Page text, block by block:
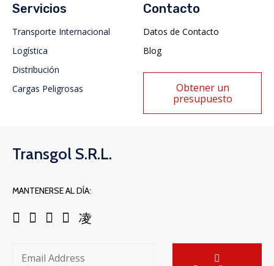
Servicios
Transporte Internacional
Logística
Distribución
Cargas Peligrosas
Contacto
Datos de Contacto
Blog
Obtener un
presupuesto
Transgol S.R.L.
MANTENERSE AL DÍA: